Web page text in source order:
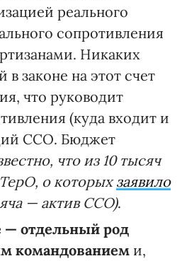
реального
сопротивления
Никаких
в законе на этот счет
что руководит
(куда входит и
ССО. Бюджет
что из 10 тысяч
о которыхзаявило
— актив ССО).
— отдельный род
командованием и,